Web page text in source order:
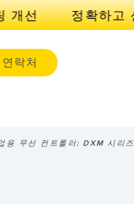
선
연락처
용 무선 컨트롤러: DXM 시리즈